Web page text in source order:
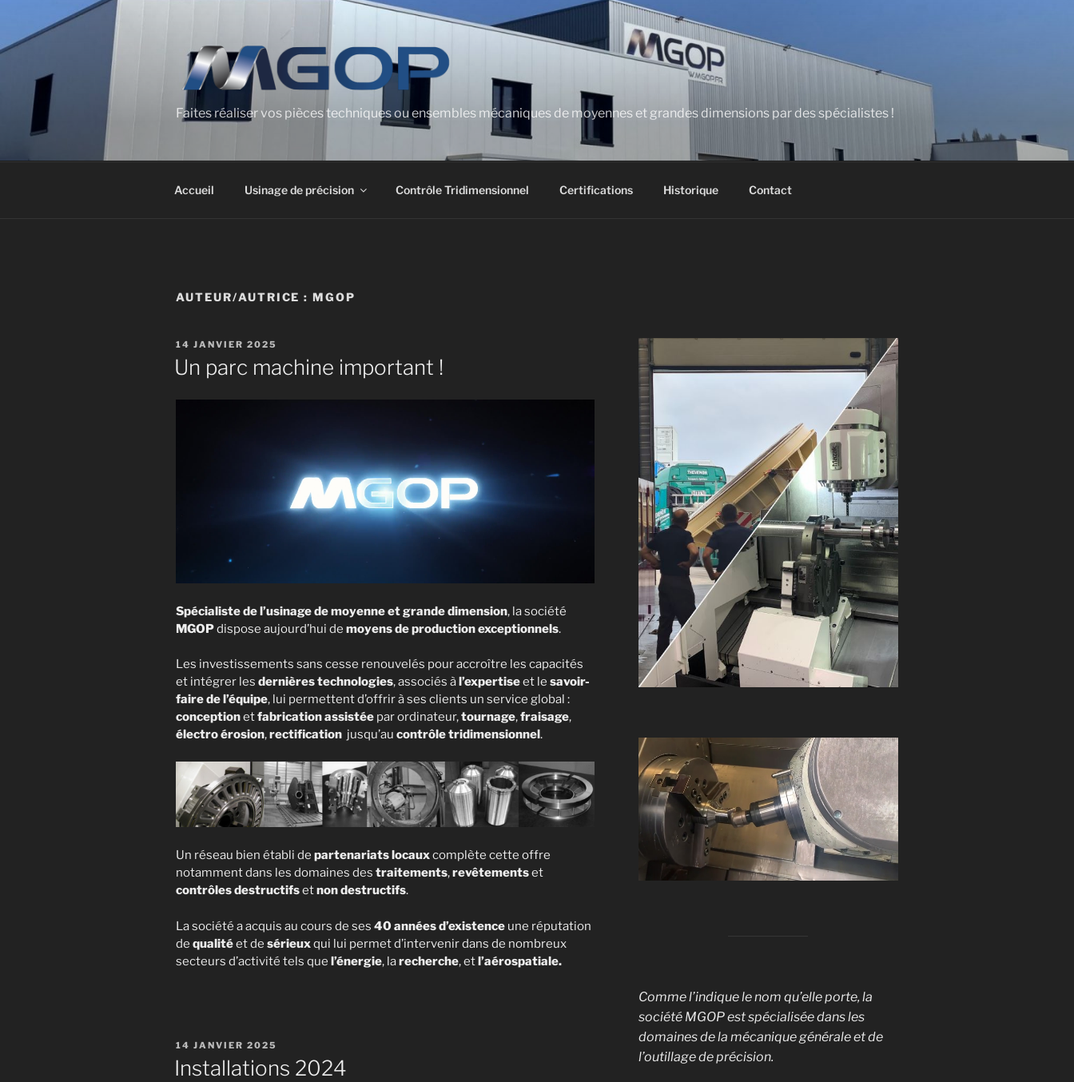
contenu
Faites réaliser vos pièces techniques ou ensembles mécaniques de moyennes et grandes dimensions par des spécialistes !
Accueil Usinage de précision Contrôle Tridimensionnel Certifications Historique Contact
AUTEUR/AUTRICE :MGOP
PUBLIÉ
LE
14 JANVIER 2025
Un parc machine important !
Spécialiste de l’usinage de moyenne et grande dimension, la société
MGOPdispose aujourd’hui de moyens de production exceptionnels.
Les investissements sans cesse renouvelés pour accroître les capacités
et intégrer les dernières technologies, associés à l’expertiseet le savoir-
faire de l’équipe, lui permettent d’offrir à ses clients un service global :
conceptionetfabrication assistée par ordinateur,tournage,fraisage,
électro érosion,rectification jusqu’au contrôle tridimensionnel .
Un réseau bien établi de partenariats locauxcomplète cette offre
notamment dans les domaines des traitements,revêtementset
contrôles destructifsetnon destructifs.
La société a acquis au cours de ses 40 années d’existence une réputation
de qualitéet de sérieuxqui lui permet d’intervenir dans de nombreux
secteurs d’activité tels que l’énergie, larecherche, etl’aérospatiale.
PUBLIÉ
LE
14 JANVIER 2025
Installations 2024
Comme l’indique le nom qu’elle porte, la
société MGOP est spécialisée dans les
domaines de la mécanique générale et de
l’outillage de précision.